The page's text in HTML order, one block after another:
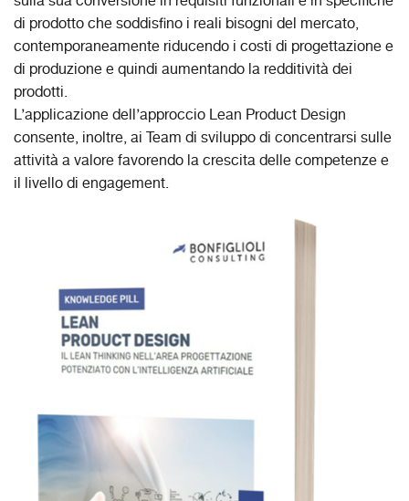
di prodotto che soddisfino i reali bisogni del mercato,
contemporaneamente riducendo i costi di progettazione e
di produzione e quindi aumentando la redditività dei
prodotti.
L’applicazione dell’approccio Lean Product Design
consente, inoltre, ai Team di sviluppo di concentrarsi sulle
attività a valore favorendo la crescita delle competenze e
il livello di engagement.